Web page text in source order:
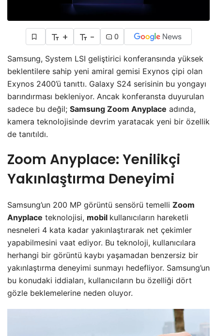
+ - 0
Samsung, System LSI geliştirici konferansında yüksek
beklentilere sahip yeni amiral gemisi Exynos çipi olan
Exynos 2400’ü tanıttı. Galaxy S24 serisinin bu yongayı
barındırması bekleniyor. Ancak konferansta duyurulan
sadece bu değil; Samsung Zoom Anyplace adında,
kamera teknolojisinde devrim yaratacak yeni bir özellik
de tanıtıldı.
Zoom Anyplace: Yenilikçi
Yakınlaştırma Deneyimi
Samsung’un 200 MP görüntü sensörü temelli Zoom
Anyplace teknolojisi, mobil kullanıcıların hareketli
nesneleri 4 kata kadar yakınlaştırarak net çekimler
yapabilmesini vaat ediyor. Bu teknoloji, kullanıcılara
herhangi bir görüntü kaybı yaşamadan benzersiz bir
yakınlaştırma deneyimi sunmayı hedefliyor. Samsung’un
bu konudaki iddiaları, kullanıcıların bu özelliği dört
gözle beklemelerine neden oluyor.